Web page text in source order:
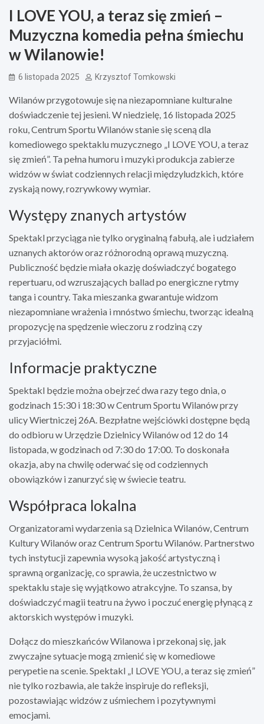
I LOVE YOU, a teraz się zmień –
Muzyczna komedia pełna śmiechu
w Wilanowie!
6 listopada 2025 Krzysztof Tomkowski
Wilanów przygotowuje się na niezapomniane kulturalne
doświadczenie tej jesieni. W niedzielę, 16 listopada 2025
roku, Centrum Sportu Wilanów stanie się sceną dla
komediowego spektaklu muzycznego „I LOVE YOU, a teraz
się zmień”. Ta pełna humoru i muzyki produkcja zabierze
widzów w świat codziennych relacji międzyludzkich, które
zyskają nowy, rozrywkowy wymiar.
Występy znanych artystów
Spektakl przyciąga nie tylko oryginalną fabułą, ale i udziałem
uznanych aktorów oraz różnorodną oprawą muzyczną.
Publiczność będzie miała okazję doświadczyć bogatego
repertuaru, od wzruszających ballad po energiczne rytmy
tanga i country. Taka mieszanka gwarantuje widzom
niezapomniane wrażenia i mnóstwo śmiechu, tworząc idealną
propozycję na spędzenie wieczoru z rodziną czy
przyjaciółmi.
Informacje praktyczne
Spektakl będzie można obejrzeć dwa razy tego dnia, o
godzinach 15:30 i 18:30 w Centrum Sportu Wilanów przy
ulicy Wiertniczej 26A. Bezpłatne wejściówki dostępne będą
do odbioru w Urzędzie Dzielnicy Wilanów od 12 do 14
listopada, w godzinach od 7:30 do 17:00. To doskonała
okazja, aby na chwilę oderwać się od codziennych
obowiązków i zanurzyć się w świecie teatru.
Współpraca lokalna
Organizatorami wydarzenia są Dzielnica Wilanów, Centrum
Kultury Wilanów oraz Centrum Sportu Wilanów. Partnerstwo
tych instytucji zapewnia wysoką jakość artystyczną i
sprawną organizację, co sprawia, że uczestnictwo w
spektaklu staje się wyjątkowo atrakcyjne. To szansa, by
doświadczyć magii teatru na żywo i poczuć energię płynącą z
aktorskich występów i muzyki.
Dołącz do mieszkańców Wilanowa i przekonaj się, jak
zwyczajne sytuacje mogą zmienić się w komediowe
perypetie na scenie. Spektakl „I LOVE YOU, a teraz się zmień”
nie tylko rozbawia, ale także inspiruje do refleksji,
pozostawiając widzów z uśmiechem i pozytywnymi
emocjami.